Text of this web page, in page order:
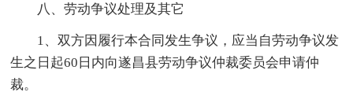
八、劳动争议处理及其它
1、双方因履行本合同发生争议，应当自劳动争议发
生之日起60日内向遂昌县劳动争议仲裁委员会申请仲
裁。